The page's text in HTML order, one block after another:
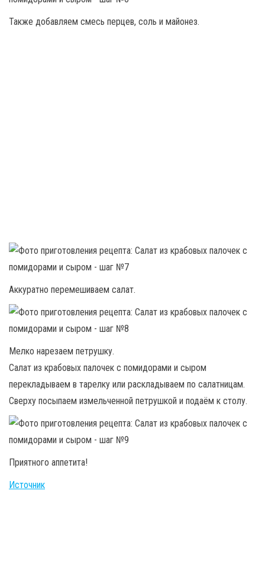
Также добавляем смесь перцев, соль и майонез.
Аккуратно перемешиваем салат.
Мелко нарезаем петрушку.
Салат из крабовых палочек с помидорами и сыром
перекладываем в тарелку или раскладываем по салатницам.
Сверху посыпаем измельченной петрушкой и подаём к столу.
Приятного аппетита!
Источник